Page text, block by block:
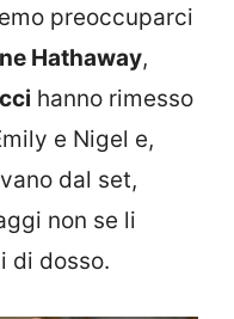
preoccuparci
Hathaway,
hanno rimesso
e Nigel e,
dal set,
non se li
di dosso.